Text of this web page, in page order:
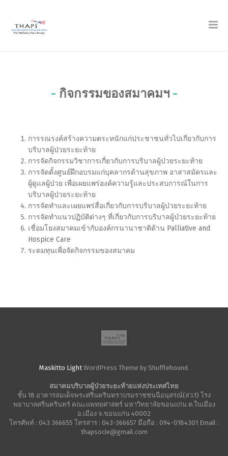
กิจกรรมของสมาคมฯ
การรณรงค์สร้างความตระหนักแก่ประชาชนทั่วไปเกี่ยวกับการ
บริบาลผู้ป่วยระยะท้าย
การจัดกิจกรรมวิชาการเกี่ยวกับการบริบาลผู้ป่วยระยะท้าย
การจัดตั้งศูนย์ฝึกอบรมแก่บุคลากรด้านสุขภาพ อาสาสมัครและ
ผู้ดูแลผู้ป่วย เพื่อเผยแพร่องค์ความรู้และประสบการณ์ในการ
บริบาลผู้ป่วยระยะท้าย
การจัดทำและเผยแพร่สื่อเกี่ยวกับการบริบาลผู้ป่วยระยะท้าย
การจัดทำแนวปฏิบัติต่างๆ ที่เกี่ยวกับการบริบาลผู้ป่วยระยะท้าย
เชื่อมโยงสมาคมเข้ากับองค์กรนานาชาติด้าน Palliative and
Hospice Care
ระดมทุนเพื่อจัดกิจกรรมของสมาคม
Maskitto LightWordPress Theme by Shufflehound.
สมาคมบริบาลผู้ป่วยระยะท้ายแห่งประเทศไทย
ชั้น 18 อาคารสมเด็จพระศรีนครินทราบรมราชชนนีอนุสรณ์(สว.1) โรง
พยาบาลศรีนครินทร์ คณะแพทยศาสตร์ มหาวิทยาลัยขอนแก่น ต.ในเมือง
อ.เมือง จ.ขอนแก่น 40002
โทรศัพท์ : 043 366655 โทรสาร : 043-366657 มือถือ : 094-0184301 Email :
thapsocie@gmail.com